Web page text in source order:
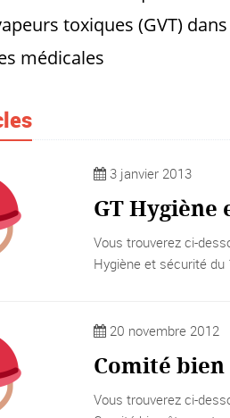
toxiques (GVT)
médicales
3 janvier 2013
GT Hygiène
Vous trouverez ci-
Hygiène et sécurité du
20 novembre 2012
Comité
Vous trouverez ci-